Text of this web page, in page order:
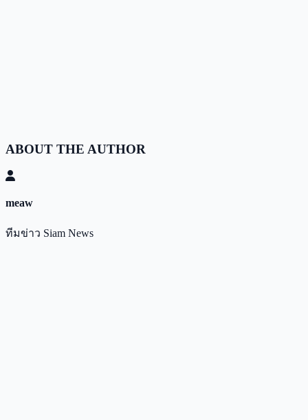
ABOUT THE AUTHOR
meaw
ทีมข่าว Siam News